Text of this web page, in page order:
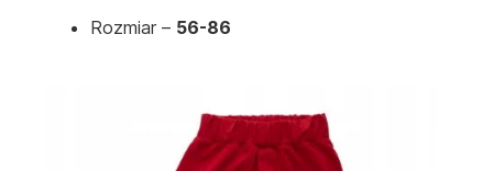
Rozmiar – 56-86